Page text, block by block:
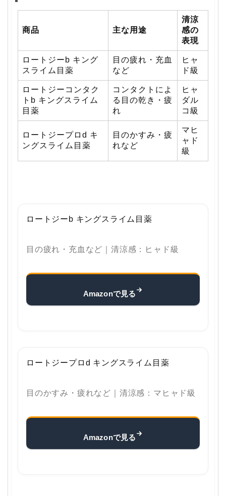
商品 主な用途
清涼
感の
表現
ロートジーb キング
スライム目薬
目の疲れ・充血
など
ヒャ
ド級
ロートジーコンタク
トb キングスライム
目薬
コンタクトによ
る目の乾き・疲
れ
ヒャ
ダル
コ級
ロートジープロd キ
ングスライム目薬
目のかすみ・疲
れなど
マヒ
ャド
級
ロートジーb キングスライム目薬
目の疲れ・充血など｜清涼感：ヒャド級
Amazonで見る
ロートジープロd キングスライム目薬
目のかすみ・疲れなど｜清涼感：マヒャド級
Amazonで見る